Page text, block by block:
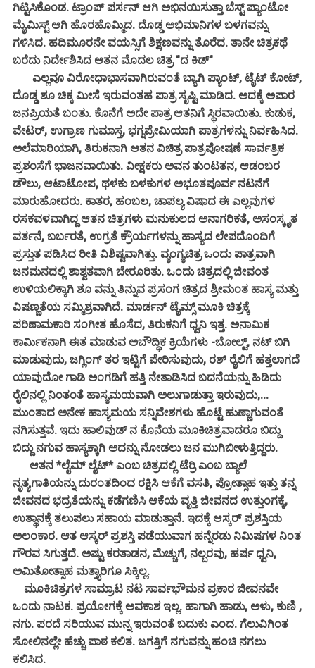
ಗಿಟ್ಟಿಸಿಕೊಂಡ. ಟ್ರಾಂಪ್ ಪರ್ಸನ್ ಆಗಿ ಅಭಿನಯಿಸುತ್ತಾ ಬೆಸ್ಟ್ ಪ್ಯಾಂಟೋ
ಮೈಮಿಸ್ಟ್ ಆಗಿ ಹೊರಹೊಮ್ಮಿದ. ದೊಡ್ಡ ಅಭಿಮಾನಿಗಳ ಬಳಗವನ್ನು
ಗಳಿಸಿದ. ಹದಿಮೂರನೇ ವಯಸ್ಸಿಗೆ ಶಿಕ್ಷಣವನ್ನು ತೊರೆದ. ತಾನೇ ಚಿತ್ರಕಥೆ
ಬರೆದು ನಿರ್ದೇಶಿಸಿದ ಆತನ ಮೊದಲ ಚಿತ್ರ "ದ ಕಿಡ್"
ಎಲ್ಲವೂ ವಿರೋಧಾಭಾಸವಾಗಿರುವಂತೆ ಬ್ಯಾಗಿ ಪ್ಯಾಂಟ್, ಟೈಟ್ ಕೋಟ್,
ದೊಡ್ಡ ಶೂ ಚಿಕ್ಕ ಮೀಸೆ ಇರುವಂತಹ ಪಾತ್ರ ಸೃಷ್ಟಿ ಮಾಡಿದ. ಅದಕ್ಕೆ ಅಪಾರ
ಜನಪ್ರಿಯತೆ ಬಂತು. ಕೊನೆಗೆ ಅದೇ ಪಾತ್ರ ಆತನಿಗೆ ಸ್ಥಿರವಾಯಿತು. ಕುಡುಕ,
ವೇಟರ್, ಉಗ್ರಾಣ ಗುಮಾಸ್ತ, ಭಗ್ನಪ್ರೇಮಿಯಾಗಿ ಪಾತ್ರಗಳನ್ನು ನಿರ್ವಹಿಸಿದ.
ಅಲೆಮಾರಿಯಾಗಿ, ತಿರುಕನಾಗಿ ಆತನ ವಿಚಿತ್ರ ಪಾತ್ರಪೋಷಣೆ ಸಾರ್ವತ್ರಿಕ
ಪ್ರಶಂಸೆಗೆ ಭಾಜನವಾಯಿತು. ವೀಕ್ಷಕರು ಅವನ ತುಂಟತನ, ಆಡಂಬರ
ಡೌಲು, ಆಟಾಟೋಪ, ಥಳಕು ಬಳಕುಗಳ ಅಭೂತಪೂರ್ವ ನಟನೆಗೆ
ಮಾರುಹೋದರು. ಕಾತರ, ಹಂಬಲ, ಚಾಪಲ್ಯ ವಿಷಾದ ಈ ಎಲ್ಲವುಗಳ
ರಸಕವಳವಾಗಿದ್ದ ಆತನ ಚಿತ್ರಗಳು ಮನುಕುಲದ ಅನಾಗರಿಕತೆ, ಅಸಂಸ್ಕೃತ
ವರ್ತನೆ, ಬರ್ಬರತೆ, ಉಗ್ರತೆ ಕ್ರೌರ್ಯಗಳನ್ನು ಹಾಸ್ಯದ ಲೇಪದೊಂದಿಗೆ
ಪ್ರಸ್ತುತ ಪಡಿಸಿದ ರೀತಿ ವಿಶಿಷ್ಟವಾಗಿತ್ತು. ವ್ಯಂಗ್ಯಚಿತ್ರ ಒಂದು ಪಾತ್ರವಾಗಿ
ಜನಮನದಲ್ಲಿ ಶಾಶ್ವತವಾಗಿ ಬೇರೂರಿತು. ಒಂದು ಚಿತ್ರದಲ್ಲಿ ಜೀವಂತ
ಉಳಿಯಲಿಕ್ಕಾಗಿ ಶೂ ವನ್ನು ತಿನ್ನುವ ಪ್ರಸಂಗ ಚಿತ್ರದ ಶ್ರೀಮಂತ ಹಾಸ್ಯ ಮತ್ತು
ವಿಷಣ್ಣತೆಯ ಸಮ್ಮಿಶ್ರವಾಗಿದೆ. ಮಾರ್ಡನ್ ಟೈಮ್ಸ್ ಮೂಕಿ ಚಿತ್ರಕ್ಕೆ
ಪರಿಣಾಮಕಾರಿ ಸಂಗೀತ ಹೊಸೆದ, ತಿರುಕನಿಗೆ ಧ್ವನಿ ಇತ್ತ. ಅನಾಮಿಕ
ಕಾರ್ಮಿಕನಾಗಿ ಈತ ಮಾಡುವ ಅಬೌದ್ಧಿಕ ಕ್ರಿಯೆಗಳು -ಬೋಲ್ಟ್, ನಟ್ ಬಿಗಿ
ಮಾಡುವುದು, ಜಗ್ಲಿಂಗ್ ತರ ಇಟ್ಟಿಗೆ ಪೇರಿಸುವುದು, ರಶ್ ರೈಲಿಗೆ ಹತ್ತಲಾಗದೆ
ಯಾವುದೋ ಗಾಡಿ ಅಂಗಡಿಗೆ ಹತ್ತಿ ನೇತಾಡಿಸಿದ ಬದನೆಯನ್ನು ಹಿಡಿದು
ರೈಲಿನಲ್ಲಿ ನಿಂತಂತೆ ಹಾಸ್ಯಮಯವಾಗಿ ಅಲುಗಾಡುತ್ತಾ ಇರುವುದು,...
ಮುಂತಾದ ಅನೇಕ ಹಾಸ್ಯಮಯ ಸನ್ನಿವೇಶಗಳು ಹೊಟ್ಟೆ ಹುಣ್ಣಾಗುವಂತೆ
ನಗಿಸುತ್ತವೆ. ಇದು ಹಾಲಿವುಡ್ ನ ಕೊನೆಯ ಮೂಕಿಚಿತ್ರವಾದರೂ ಬಿದ್ದು
ಬಿದ್ದು ನಗುವ ಹಾಸ್ಯಕ್ಕಾಗಿ ಅದನ್ನು ನೋಡಲು ಜನ ಮುಗಿಬೀಳುತ್ತಿದ್ದರು.
ಆತನ *ಲೈಮ್ ಲೈಟ್* ಎಂಬ ಚಿತ್ರದಲ್ಲಿ ಟೆರ್ರಿ ಎಂಬ ಬ್ಯಾಲೆ
ನೃತ್ಯಗಾತಿಯನ್ನು ದುರಂತದಿಂದ ರಕ್ಷಿಸಿ ಆಕೆಗೆ ವಸತಿ, ಪ್ರೋತ್ಸಾಹ ಇತ್ತು ತನ್ನ
ಜೀವನದ ಭದ್ರತೆಯನ್ನು ಕಡೆಗಣಿಸಿ ಆಕೆಯ ವೃತ್ತಿ ಜೀವನದ ಉತ್ತುಂಗಕ್ಕೆ,
ಉತ್ಥಾನಕ್ಕೆ ತಲುಪಲು ಸಹಾಯ ಮಾಡುತ್ತಾನೆ. ಇದಕ್ಕೆ ಆಸ್ಕರ್ ಪ್ರಶಸ್ತಿಯ
ಅಲಂಕಾರ. ಆತ ಆಸ್ಕರ್ ಪ್ರಶಸ್ತಿ ಪಡೆಯುವಾಗ ಹನ್ನೆರಡು ನಿಮಿಷಗಳ ನಿಂತ
ಗೌರವ ಸಿಗುತ್ತದೆ. ಅಷ್ಟು ಕರತಾಡನ, ಮೆಚ್ಚುಗೆ, ನಲ್ಬರವು, ಹರ್ಷ ಧ್ವನಿ,
ಅಮಿತೋತ್ಸಾಹ ಮತ್ತ್ಯಾರಿಗೂ ಸಿಕ್ಕಿಲ್ಲ.
ಮೂಕಿಚಿತ್ರಗಳ ಸಾಮ್ರಾಟ ನಟ ಸಾರ್ವಭೌಮನ ಪ್ರಕಾರ ಜೀವನವೇ
ಒಂದು ನಾಟಕ. ಪ್ರಯೋಗಕ್ಕೆ ಅವಕಾಶ ಇಲ್ಲ. ಹಾಗಾಗಿ ಹಾಡು, ಅಳು, ಕುಣಿ ,
ನಗು. ಪರದೆ ಸರಿಯುವ ಮುನ್ನ ಇರುವಂತೆ ಬದುಕು ಎಂದ. ಗೆಲುವಿಗಿಂತ
ಸೋಲಿನಲ್ಲೇ ಹೆಚ್ಚು ಪಾಠ ಕಲಿತ. ಜಗತ್ತಿಗೆ ನಗುವನ್ನು ಹಂಚಿ ನಗಲು
ಕಲಿಸಿದ.